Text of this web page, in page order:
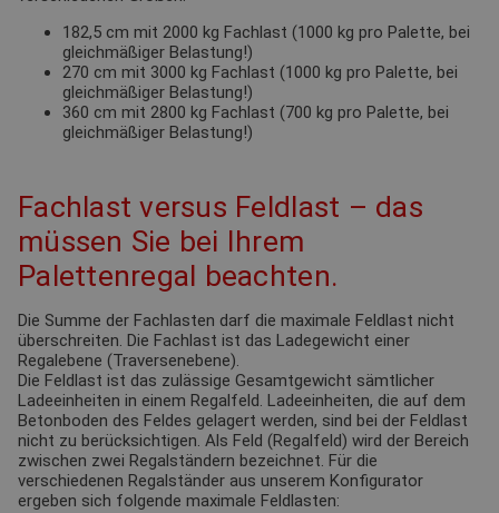
182,5 cm mit 2000 kg Fachlast (1000 kg pro Palette, bei
gleichmäßiger Belastung!)
270 cm mit 3000 kg Fachlast (1000 kg pro Palette, bei
gleichmäßiger Belastung!)
360 cm mit 2800 kg Fachlast (700 kg pro Palette, bei
gleichmäßiger Belastung!)
Fachlast versus Feldlast – das
müssen Sie bei Ihrem
Palettenregal beachten.
Die Summe der Fachlasten darf die maximale Feldlast nicht
überschreiten. Die Fachlast ist das Ladegewicht einer
Regalebene (Traversenebene).
Die Feldlast ist das zulässige Gesamtgewicht sämtlicher
Ladeeinheiten in einem Regalfeld. Ladeeinheiten, die auf dem
Betonboden des Feldes gelagert werden, sind bei der Feldlast
nicht zu berücksichtigen. Als Feld (Regalfeld) wird der Bereich
zwischen zwei Regalständern bezeichnet. Für die
verschiedenen Regalständer aus unserem Konfigurator
ergeben sich folgende maximale Feldlasten: